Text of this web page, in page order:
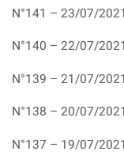
N°141 – 23/07/2021
N°140 – 22/07/2021
N°139 – 21/07/2021
N°138 – 20/07/2021
N°137 – 19/07/2021